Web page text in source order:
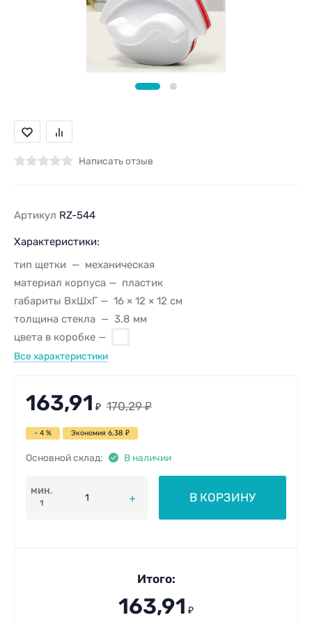
Написать отзыв
Артикул RZ-544
Характеристики:
тип щетки
механическая
материал корпуса
пластик
габариты ВхШхГ
16 × 12 × 12 см
толщина стекла
3.8 мм
цвета в коробке
Все характеристики
163,91 ₽ 170,29 ₽
- 4 % Экономия 6,38 ₽
Основной склад: В наличии
МИН.
1
В КОРЗИНУ
Итого:
163,91 ₽